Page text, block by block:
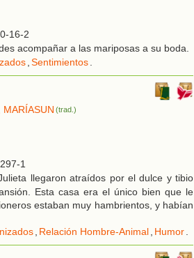
16-2
acompañar a las mariposas a su boda.
,Sentimientos.
MARÍASUN (trad.)
1
llegaron atraídos por el dulce y tibio
Esta casa era el único bien que le
estaban muy hambrientos, y habían
, Relación Hombre-Animal, Humor.